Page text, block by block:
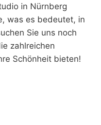
in Nürnberg
was es bedeutet, in
Sie uns noch
zahlreichen
Schönheit bieten!